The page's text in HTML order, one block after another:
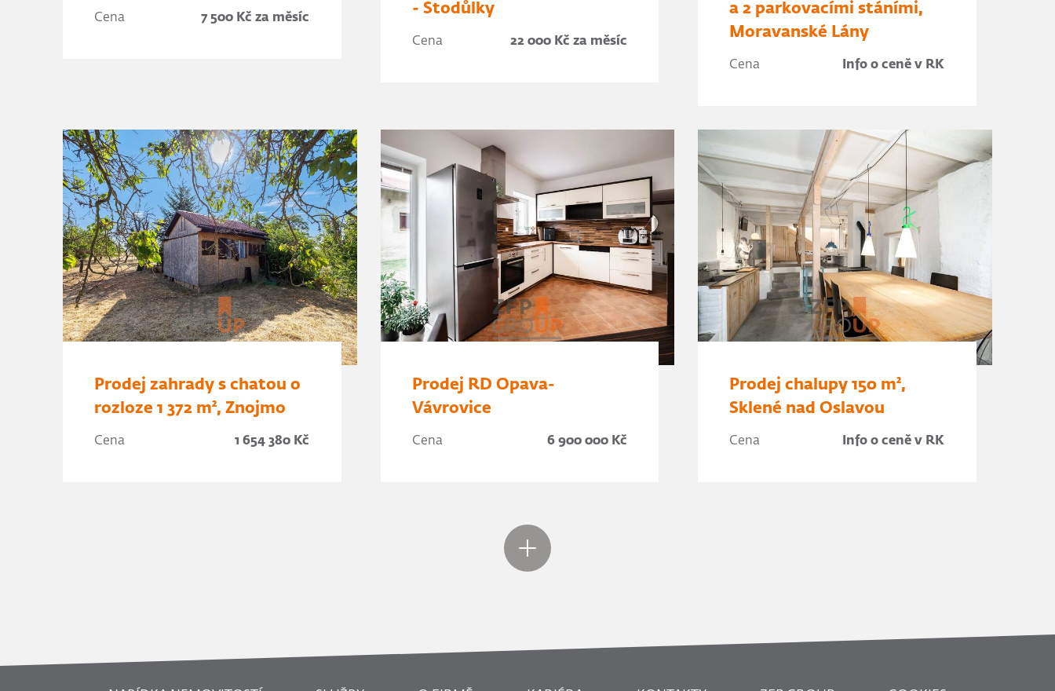
Cena 7 500 Kč za měsíc
- Stodůlky
Cena 22 000 Kč za měsíc
a 2 parkovacími stáními,
Moravanské Lány
Cena Info o ceně v RK
Prodej zahrady s chatou o
rozloze 1 372 m², Znojmo
Cena 1 654 380 Kč
Prodej RD Opava-
Vávrovice
Cena 6 900 000 Kč
Prodej chalupy 150 m²,
Sklené nad Oslavou
Cena Info o ceně v RK